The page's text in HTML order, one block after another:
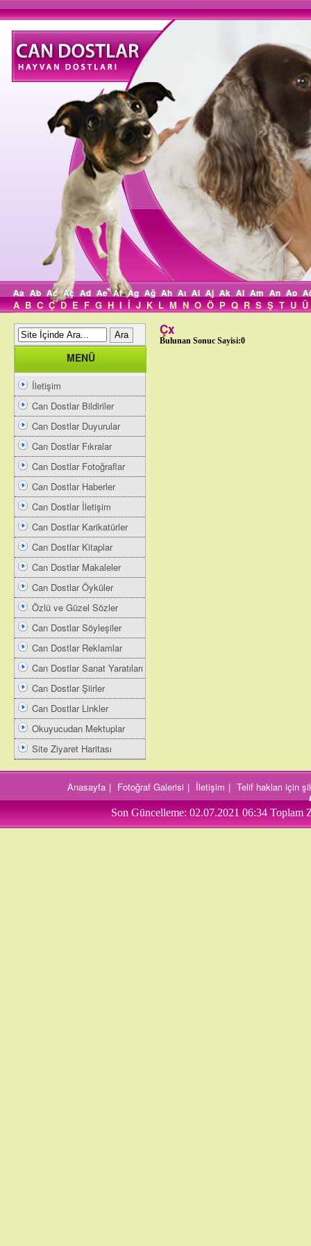
Aa Ab Ac Aç Ad Ae Af Ag Ağ Ah Aı Ai Aj Ak Al Am An Ao
A B C Ç D E F G H I İ J K L M N O Ö P Q R S Ş T U Ü
MENÜ
İletişim
Can Dostlar Bildiriler
Can Dostlar Duyurular
Can Dostlar Fıkralar
Can Dostlar Fotoğraflar
Can Dostlar Haberler
Can Dostlar İletişim
Can Dostlar Karikatürler
Can Dostlar Kitaplar
Can Dostlar Makaleler
Can Dostlar Öyküler
Özlü ve Güzel Sözler
Can Dostlar Söyleşiler
Can Dostlar Reklamlar
Can Dostlar Sanat Yaratıları
Can Dostlar Şiirler
Can Dostlar Linkler
Okuyucudan Mektuplar
Site Ziyaret Haritası
Çx
Bulunan Sonuc Sayisi:0
Anasayfa | Fotoğraf Galerisi | İletişim | Telif hakları için
Son Güncelleme: 02.07.2021 06:34 Toplam